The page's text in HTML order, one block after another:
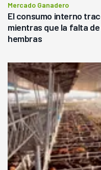
Mercado Ganadero
El consumo interno
mientras que la falta
hembras